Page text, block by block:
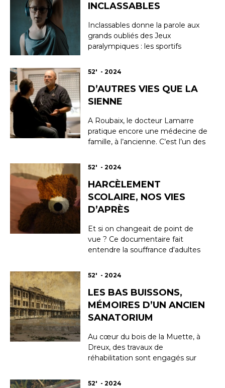
désormais adultes. Comment se
enfance malmenée ? Comm...
INCLASSABLES
Inclassables donne la parole aux
grands oubliés des Jeux
paralympiques : les sportifs
qu’ils montent sur tous les
mondiales de Sport Adapté, Cléo,
Marie, Jason, Jean et bien
plus importante des compétitio...
52' - 2024
D’AUTRES VIES QUE LA
SIENNE
A Roubaix, le docteur Lamarre
pratique encore une médecine de
famille, à l’ancienne. C’est l’un des
qui prend le temps de connaitre
suivre durant toute leur vie. Il a
choisi d’exercer ici, dans l’une des
villes les plus pauvres de Fran...
52' - 2024
HARCÈLEMENT
SCOLAIRE, NOS VIES
D’APRÈS
Et si on changeait de point de
vue ? Ce documentaire fait
entendre la souffrance d'adultes
Dix, vingt ou trente ans plus tard,
suivant le parcours de Nathalie,
Laurine et Samuel, ce film expose
les dégâts à long terme du
harcèlemen...
52' - 2024
LES BAS BUISSONS,
MÉMOIRES D’UN ANCIEN
SANATORIUM
Au cœur du bois de la Muette, à
Dreux, des travaux de
réhabilitation sont engagés sur
site des Bas Buissons, autrefois
52' - 2024